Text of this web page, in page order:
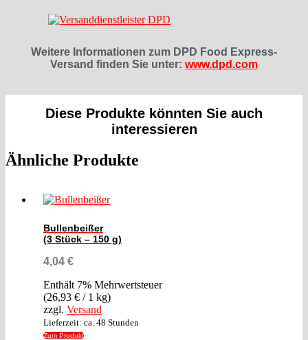
Weitere Informationen zum DPD Food Express-
Versand finden Sie unter: www.dpd.com
Diese Produkte könnten Sie auch
interessieren
Ähnliche Produkte
Bullenbeißer
(3 Stück – 150 g)
4,04 €
Enthält 7% Mehrwertsteuer
(26,93 € / 1 kg)
zzgl. Versand
Lieferzeit: ca. 48 Stunden
Zum Produkt